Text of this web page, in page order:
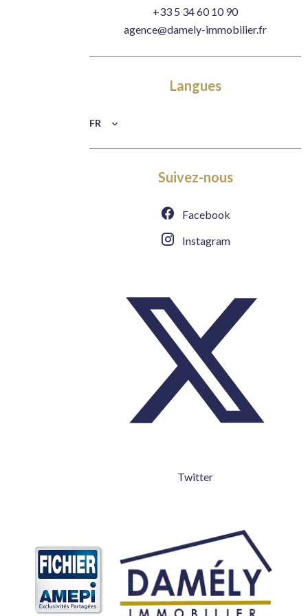
+33 5 34 60 10 90
agence@damely-immobilier.fr
Langues
FR
Suivez-nous
Facebook
Instagram
Twitter